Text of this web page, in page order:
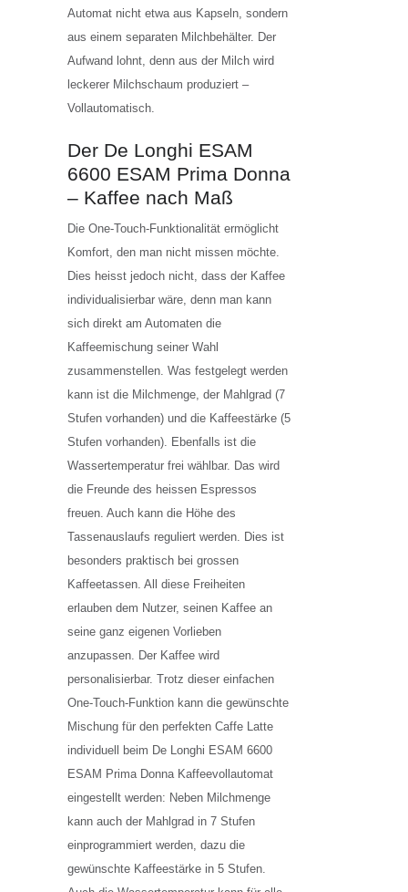
Automat nicht etwa aus Kapseln, sondern
aus einem separaten Milchbehälter. Der
Aufwand lohnt, denn aus der Milch wird
leckerer Milchschaum produziert –
Vollautomatisch.
Der De Longhi ESAM
6600 ESAM Prima Donna
– Kaffee nach Maß
Die One-Touch-Funktionalität ermöglicht
Komfort, den man nicht missen möchte.
Dies heisst jedoch nicht, dass der Kaffee
individualisierbar wäre, denn man kann
sich direkt am Automaten die
Kaffeemischung seiner Wahl
zusammenstellen. Was festgelegt werden
kann ist die Milchmenge, der Mahlgrad (7
Stufen vorhanden) und die Kaffeestärke (5
Stufen vorhanden). Ebenfalls ist die
Wassertemperatur frei wählbar. Das wird
die Freunde des heissen Espressos
freuen. Auch kann die Höhe des
Tassenauslaufs reguliert werden. Dies ist
besonders praktisch bei grossen
Kaffeetassen. All diese Freiheiten
erlauben dem Nutzer, seinen Kaffee an
seine ganz eigenen Vorlieben
anzupassen. Der Kaffee wird
personalisierbar. Trotz dieser einfachen
One-Touch-Funktion kann die gewünschte
Mischung für den perfekten Caffe Latte
individuell beim De Longhi ESAM 6600
ESAM Prima Donna Kaffeevollautomat
eingestellt werden: Neben Milchmenge
kann auch der Mahlgrad in 7 Stufen
einprogrammiert werden, dazu die
gewünschte Kaffeestärke in 5 Stufen.